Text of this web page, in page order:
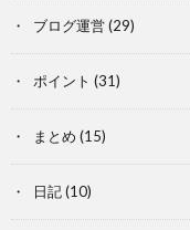
ブログ運営(29)
ポイント (31)
まとめ (15)
日記(10)